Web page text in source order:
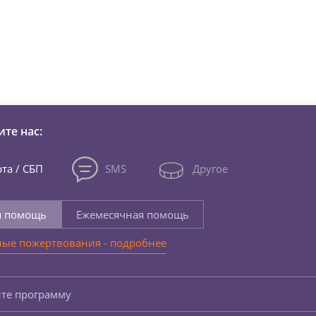
нас:
/ СБП SMS Другое
помощь
Ежемесячная помощь
пожертвования - подробнее
программу